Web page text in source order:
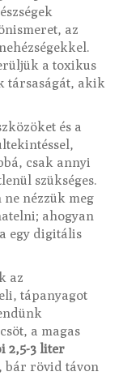
az
a toxikus
társaságát, akik
és a
csak annyi
szükséges.
ne nézzük meg
ahogyan
egy digitális
az
tápanyagot
a magas
2,5-3 liter
bár rövid távon